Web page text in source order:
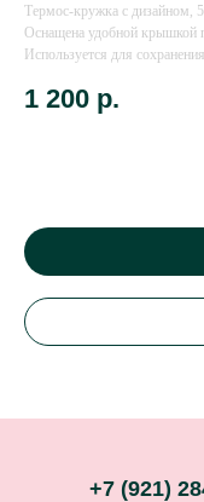
Термос-кружка с дизайном,
Оснащена удобной крышкой
Используется для
1 200 р.
+7 (921)